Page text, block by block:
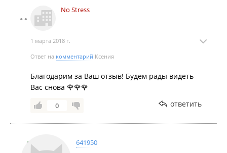
No Stress
1 марта 2018 г.
Ответ на комментарий Ксения
Благодарим за Ваш отзыв! Будем рады видеть
Вас снова 🌹🌹🌹
0 ответить
641950